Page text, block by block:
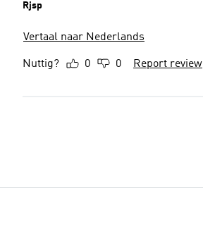
Rjsp
Vertaal naar Nederlands
Nuttig? 0 0 Report review